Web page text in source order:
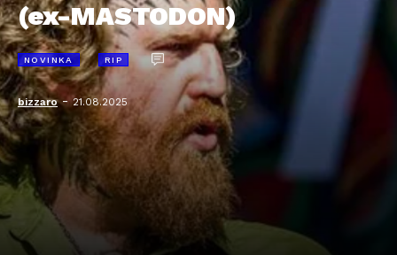
(ex-MASTODON)
NOVINKA RIP
bizzaro-21.08.2025